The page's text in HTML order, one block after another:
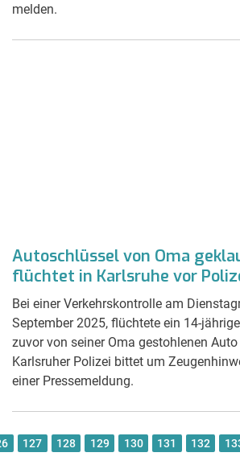
melden.
Autoschlüssel von Oma
flüchtet in Karlsruhe vor
Bei einer Verkehrskontrolle am
September 2025, flüchtete ein 14-
zuvor von seiner Oma gestohlenen
Karlsruher Polizei bittet um
einer Pressemeldung.
127 128 129 130 131 132